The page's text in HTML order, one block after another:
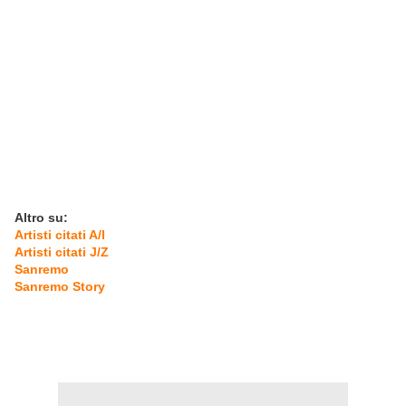
Altro su:
Artisti citati A/I
Artisti citati J/Z
Sanremo
Sanremo Story